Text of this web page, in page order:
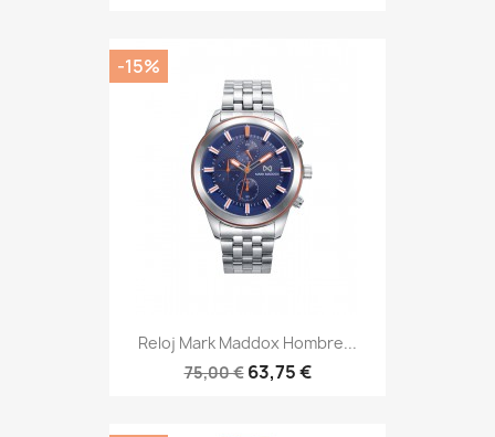
Reloj Mark Maddox Hombre...
75,00 € 63,75 €
-15%